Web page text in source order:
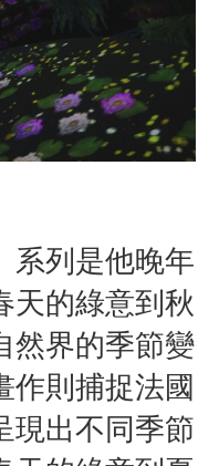
系列是他晚年
天的綠意到秋
然界的季節變
作則捕捉法國
現出不同季節